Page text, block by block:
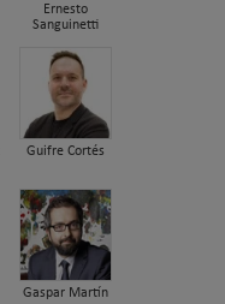
Ernesto
Sanguinetti
Guifre Cortés
Gaspar Martín